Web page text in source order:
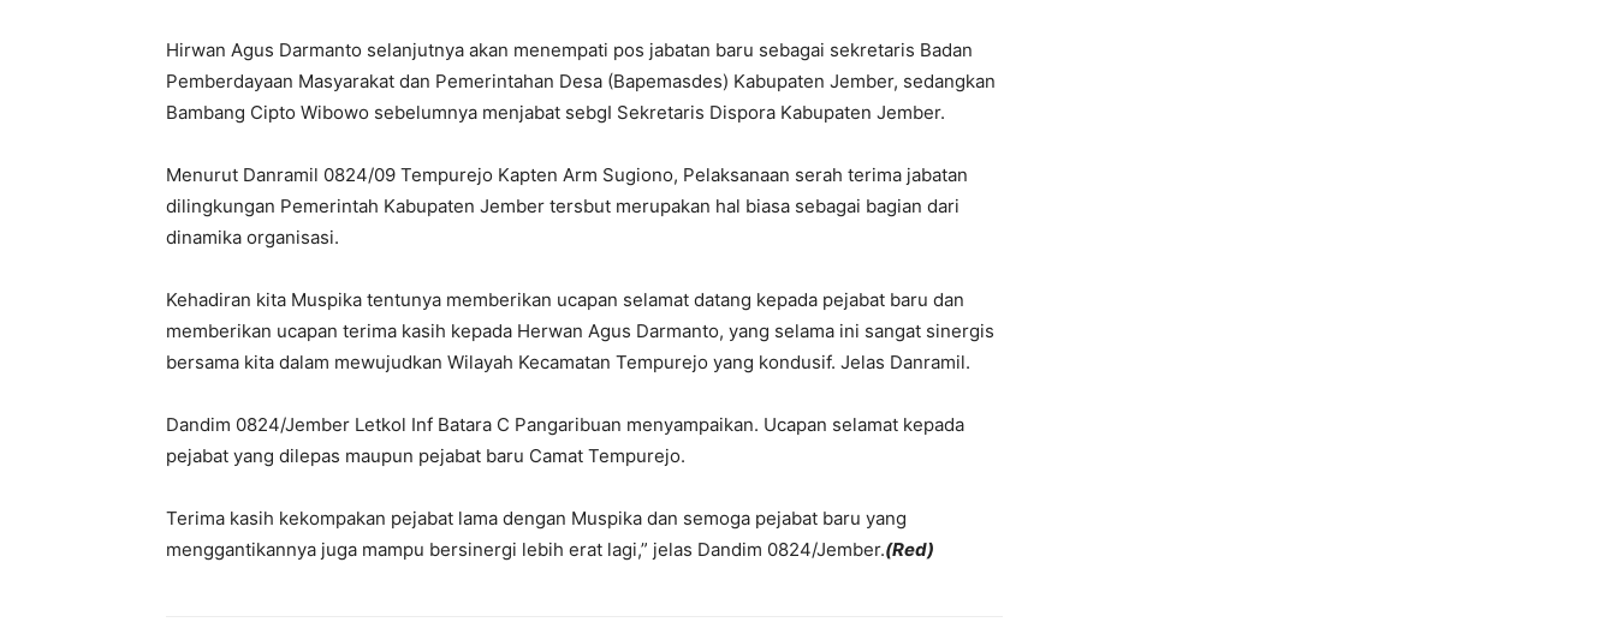
Hirwan Agus Darmanto selanjutnya akan menempati pos jabatan baru sebagai sekretaris Badan
Pemberdayaan Masyarakat dan Pemerintahan Desa (Bapemasdes) Kabupaten Jember, sedangkan
Bambang Cipto Wibowo sebelumnya menjabat sebgI Sekretaris Dispora Kabupaten Jember.
Menurut Danramil 0824/09 Tempurejo Kapten Arm Sugiono, Pelaksanaan serah terima jabatan
dilingkungan Pemerintah Kabupaten Jember tersbut merupakan hal biasa sebagai bagian dari
dinamika organisasi.
Kehadiran kita Muspika tentunya memberikan ucapan selamat datang kepada pejabat baru dan
memberikan ucapan terima kasih kepada Herwan Agus Darmanto, yang selama ini sangat sinergis
bersama kita dalam mewujudkan Wilayah Kecamatan Tempurejo yang kondusif. Jelas Danramil.
Dandim 0824/Jember Letkol Inf Batara C Pangaribuan menyampaikan. Ucapan selamat kepada
pejabat yang dilepas maupun pejabat baru Camat Tempurejo.
Terima kasih kekompakan pejabat lama dengan Muspika dan semoga pejabat baru yang
menggantikannya juga mampu bersinergi lebih erat lagi,” jelas Dandim 0824/Jember.(Red)